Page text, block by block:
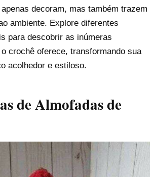
decoram, mas também trazem
ambiente. Explore diferentes
para descobrir as inúmeras
crochê oferece, transformando sua
acolhedor e estiloso.
de Almofadas de